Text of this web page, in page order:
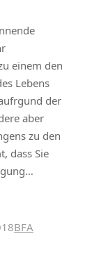
einem den
Lebens
der
aber
zu den
dass Sie
BFA